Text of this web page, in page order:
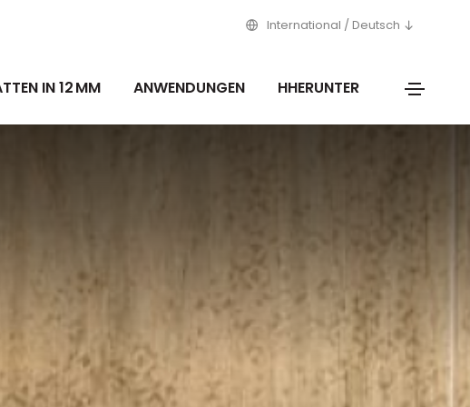
International / Deutsch
IN 12 MM ANWENDUNGEN HHERUNTER